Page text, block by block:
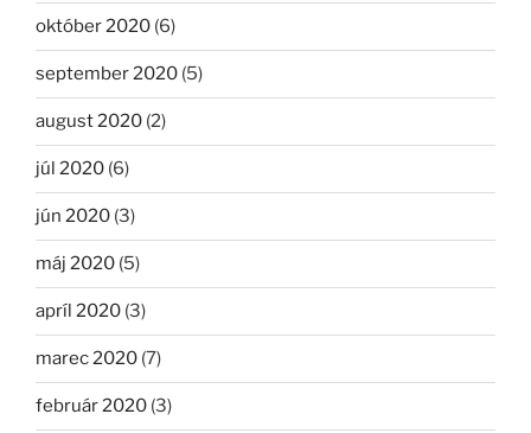
október 2020 (6)
september 2020 (5)
august 2020 (2)
júl 2020 (6)
jún 2020 (3)
máj 2020 (5)
apríl 2020 (3)
marec 2020 (7)
február 2020 (3)